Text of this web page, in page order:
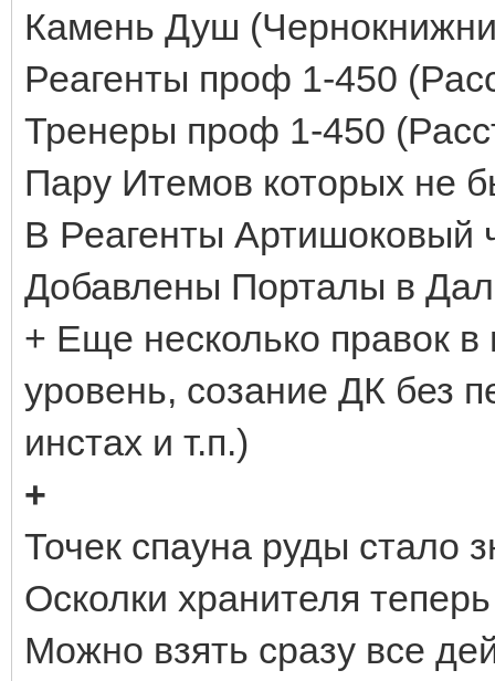
Камень Душ
Реагенты проф 1-450
Тренеры проф 1-450
Пару Итемов которых не
В Реагенты Артишоковый
Добавлены Порталы в
+ Еще несколько правок
уровень, созание ДК без
инстах и т.п.)
+
Точек спауна руды стало
Осколки хранителя
Можно взять сразу все